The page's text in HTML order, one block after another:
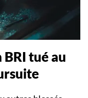
BRI tué au